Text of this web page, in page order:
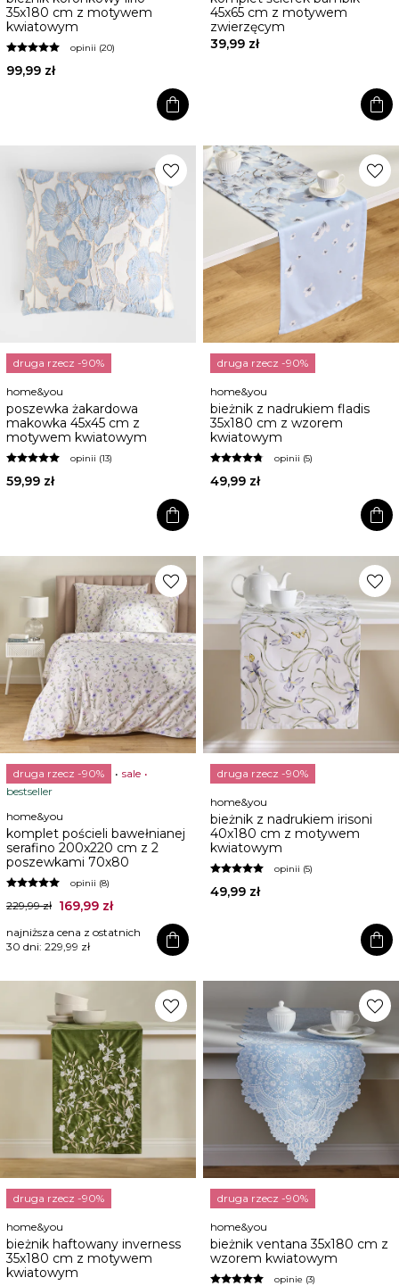
35x180 cm z motywem
kwiatowym
opinii (20)
99,99 zł
shopping_bag
45x65 cm z motywem
zwierzęcym
39,99 zł
shopping_bag
favorite
druga rzecz -90%
home&you
poszewka żakardowa
makowka 45x45 cm z
motywem kwiatowym
opinii (13)
59,99 zł
shopping_bag
favorite
druga rzecz -90%
home&you
bieżnik z nadrukiem fladis
35x180 cm z wzorem
kwiatowym
opinii (5)
49,99 zł
shopping_bag
favorite
druga rzecz -90%
sale
bestseller
home&you
komplet pościeli bawełnianej
serafino 200x220 cm z 2
poszewkami 70x80
opinii (8)
229,99 zł 169,99 zł
najniższa cena z ostatnich
30 dni: 229,99 zł shopping_bag
favorite
druga rzecz -90%
home&you
bieżnik z nadrukiem irisoni
40x180 cm z motywem
kwiatowym
opinii (5)
49,99 zł
shopping_bag
favorite
druga rzecz -90%
home&you
bieżnik haftowany inverness
35x180 cm z motywem
kwiatowym
favorite
druga rzecz -90%
home&you
bieżnik ventana 35x180 cm z
wzorem kwiatowym
opinie (3)